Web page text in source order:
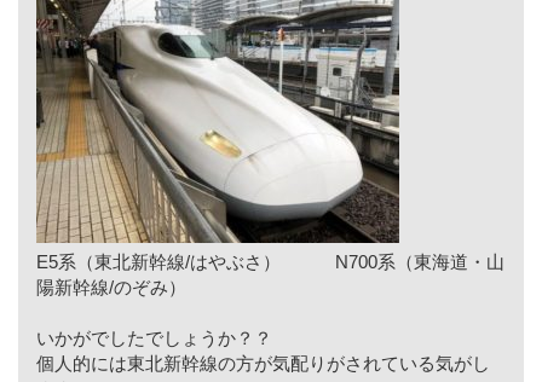
E5系（東北新幹線/はやぶさ） N700系（東海道・山
陽新幹線/のぞみ）
いかがでしたでしょうか？？
個人的には東北新幹線の方が気配りがされている気がし